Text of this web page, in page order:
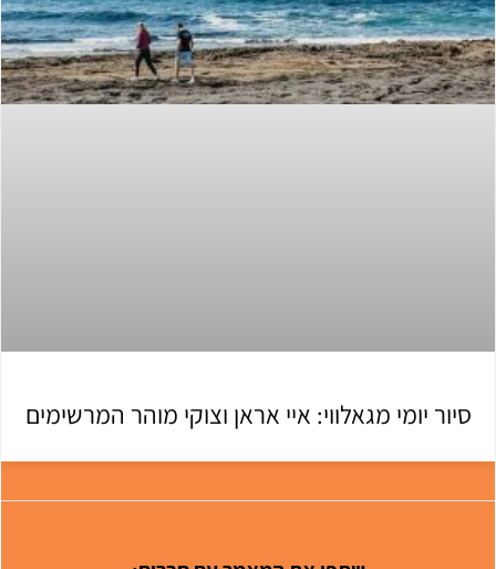
סיור יומי מגאלווי: איי אראן וצוקי מוהר המרשימים